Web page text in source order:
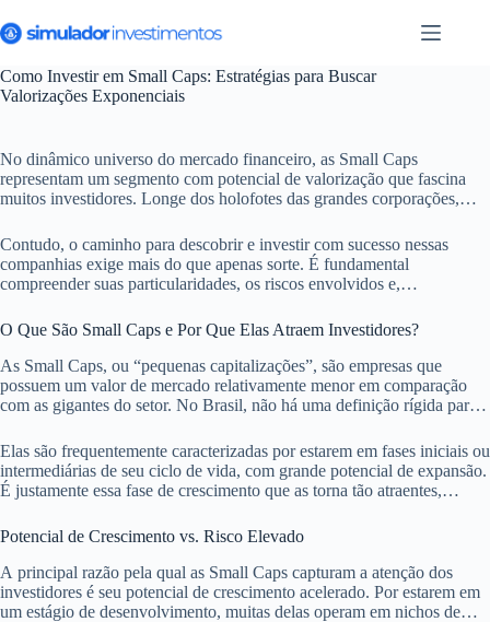
para
o
conteúdo
Como Investir em Small Caps: Estratégias para Buscar
Valorizações Exponenciais
No dinâmico universo do mercado financeiro, as Small Caps
representam um segmento com potencial de valorização que fascina
muitos investidores. Longe dos holofotes das grandes corporações,
verdadeiras joias escondidas, capazes de entregar retornos
exponenciais.
Contudo, o caminho para descobrir e investir com sucesso nessas
companhias exige mais do que apenas sorte. É fundamental
compreender suas particularidades, os riscos envolvidos e,
sucesso. Este guia completo desvenda o mundo das Small Caps,
oferecendo um roteiro para quem busca diversificar a carteira e almejar
crescimentos significativos.
O Que São Small Caps e Por Que Elas Atraem Investidores?
As Small Caps, ou “pequenas capitalizações”, são empresas que
possuem um valor de mercado relativamente menor em comparação
com as gigantes do setor. No Brasil, não há uma definição rígida para o
varia de centenas de milhões a alguns poucos bilhões de reais.
Elas são frequentemente caracterizadas por estarem em fases iniciais ou
intermediárias de seu ciclo de vida, com grande potencial de expansão.
É justamente essa fase de crescimento que as torna tão atraentes,
estabelecidas dificilmente conseguem replicar.
Potencial de Crescimento vs. Risco Elevado
A principal razão pela qual as Small Caps capturam a atenção dos
investidores é seu potencial de crescimento acelerado. Por estarem em
um estágio de desenvolvimento, muitas delas operam em nichos de